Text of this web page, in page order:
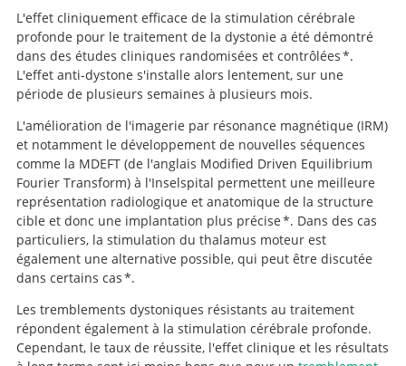
L'effet cliniquement efficace de la stimulation cérébrale
profonde pour le traitement de la dystonie a été démontré
dans des études cliniques randomisées et contrôlées *.
L'effet anti-dystone s'installe alors lentement, sur une
période de plusieurs semaines à plusieurs mois.
L'amélioration de l'imagerie par résonance magnétique (IRM)
et notamment le développement de nouvelles séquences
comme la MDEFT (de l'anglais Modified Driven Equilibrium
Fourier Transform) à l'Inselspital permettent une meilleure
représentation radiologique et anatomique de la structure
cible et donc une implantation plus précise *. Dans des cas
particuliers, la stimulation du thalamus moteur est
également une alternative possible, qui peut être discutée
dans certains cas *.
Les tremblements dystoniques résistants au traitement
répondent également à la stimulation cérébrale profonde.
Cependant, le taux de réussite, l'effet clinique et les résultats